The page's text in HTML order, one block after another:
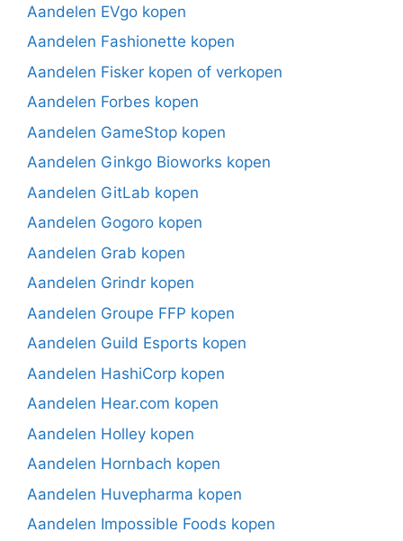
Aandelen EVgo kopen
Aandelen Fashionette kopen
Aandelen Fisker kopen of verkopen
Aandelen Forbes kopen
Aandelen GameStop kopen
Aandelen Ginkgo Bioworks kopen
Aandelen GitLab kopen
Aandelen Gogoro kopen
Aandelen Grab kopen
Aandelen Grindr kopen
Aandelen Groupe FFP kopen
Aandelen Guild Esports kopen
Aandelen HashiCorp kopen
Aandelen Hear.com kopen
Aandelen Holley kopen
Aandelen Hornbach kopen
Aandelen Huvepharma kopen
Aandelen Impossible Foods kopen